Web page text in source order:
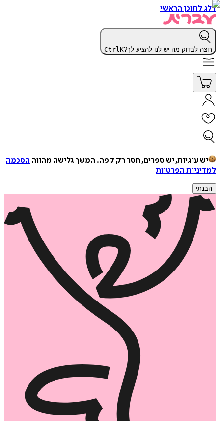
דלג לתוכן הראשי
רוצה לבדוק מה יש לנו להציע לך? CtrlK
יש עוגיות, יש ספרים, חסר רק קפה. המשך גלישה מהווה הסכמה
למדיניות הפרטיות
הבנתי